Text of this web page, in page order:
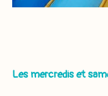
Les mercredis et